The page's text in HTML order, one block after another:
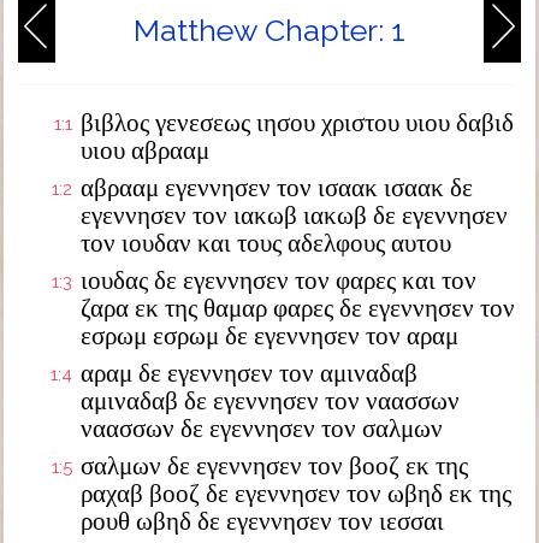
Matthew Chapter: 1
1:1 βιβλος γενεσεως ιησου χριστου υιου δαβιδ
υιου αβρααμ
1:2 αβρααμ εγεννησεν τον ισαακ ισαακ δε
εγεννησεν τον ιακωβ ιακωβ δε εγεννησεν
τον ιουδαν και τους αδελφους αυτου
1:3 ιουδας δε εγεννησεν τον φαρες και τον
ζαρα εκ της θαμαρ φαρες δε εγεννησεν τον
εσρωμ εσρωμ δε εγεννησεν τον αραμ
1:4 αραμ δε εγεννησεν τον αμιναδαβ
αμιναδαβ δε εγεννησεν τον ναασσων
ναασσων δε εγεννησεν τον σαλμων
1:5 σαλμων δε εγεννησεν τον βοοζ εκ της
ραχαβ βοοζ δε εγεννησεν τον ωβηδ εκ της
ρουθ ωβηδ δε εγεννησεν τον ιεσσαι